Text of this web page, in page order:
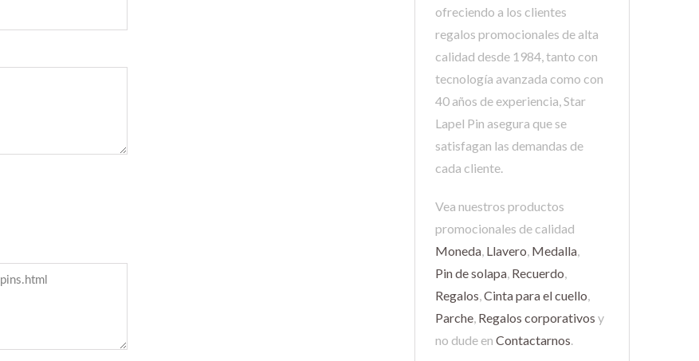
ofreciendo a los clientes
regalos promocionales de alta
calidad desde 1984, tanto con
tecnología avanzada como con
40 años de experiencia, Star
Lapel Pin asegura que se
satisfagan las demandas de
cada cliente.
Vea nuestros productos
promocionales de calidad
Moneda, Llavero, Medalla,
Pin de solapa, Recuerdo,
Regalos,Cinta para el cuello,
Parche, Regalos corporativos y
no dude en Contactarnos.